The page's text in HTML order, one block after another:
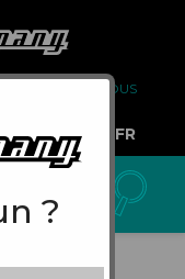
À PROPOS DE NOUS
FR
?